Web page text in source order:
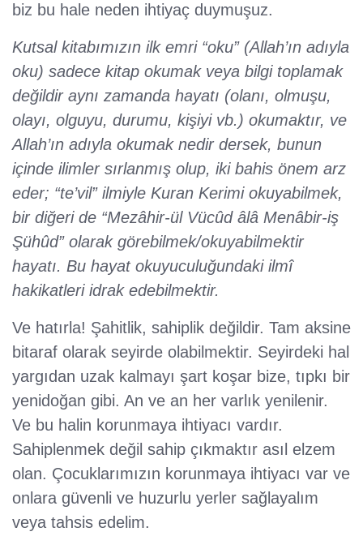
biz bu hale neden ihtiyaç duymuşuz.
Kutsal kitabımızın ilk emri “oku” (Allah’ın adıyla
oku) sadece kitap okumak veya bilgi toplamak
değildir aynı zamanda hayatı (olanı, olmuşu,
olayı, olguyu, durumu, kişiyi vb.) okumaktır, ve
Allah’ın adıyla okumak nedir dersek, bunun
içinde ilimler sırlanmış olup, iki bahis önem arz
eder; “te’vil” ilmiyle Kuran Kerimi okuyabilmek,
bir diğeri de “Mezâhir-ül Vücûd âlâ Menâbir-iş
Şühûd” olarak görebilmek/okuyabilmektir
hayatı. Bu hayat okuyuculuğundaki ilmî
hakikatleri idrak edebilmektir.
Ve hatırla! Şahitlik, sahiplik değildir. Tam aksine
bitaraf olarak seyirde olabilmektir. Seyirdeki hal
yargıdan uzak kalmayı şart koşar bize, tıpkı bir
yenidoğan gibi. An ve an her varlık yenilenir.
Ve bu halin korunmaya ihtiyacı vardır.
Sahiplenmek değil sahip çıkmaktır asıl elzem
olan. Çocuklarımızın korunmaya ihtiyacı var ve
onlara güvenli ve huzurlu yerler sağlayalım
veya tahsis edelim.